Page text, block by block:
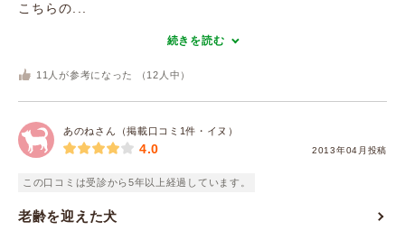
こちらの...
続きを読む
11 人が参考になった （ 12 人中）
あのねさん（掲載口コミ1件・イヌ）
2013年04月投稿
4.0
この口コミは受診から5年以上経過しています。
老齢を迎えた犬